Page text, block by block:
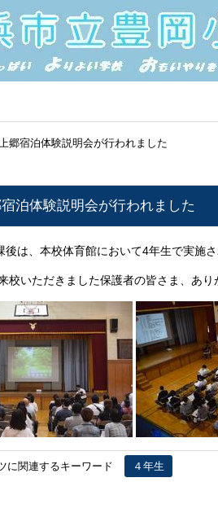
郷宿泊体験説明会が行われました
泊体験説明会が行われました
後は、本校体育館において4年生で実施
校いただきました保護者の皆さま、あり
に関連するキーワード ４年生